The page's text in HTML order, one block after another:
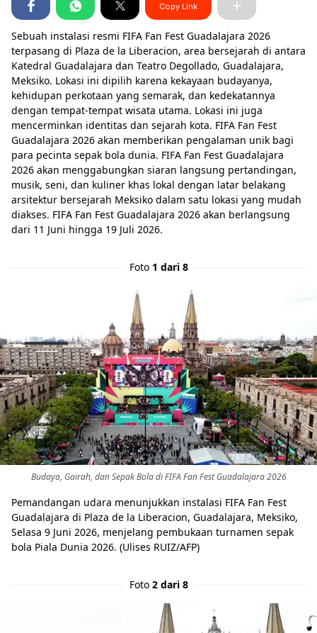
Copy Link
Sebuah instalasi resmi FIFA Fan Fest Guadalajara 2026
terpasang di Plaza de la Liberacion, area bersejarah di antara
Katedral Guadalajara dan Teatro Degollado, Guadalajara,
Meksiko. Lokasi ini dipilih karena kekayaan budayanya,
kehidupan perkotaan yang semarak, dan kedekatannya
dengan tempat-tempat wisata utama. Lokasi ini juga
mencerminkan identitas dan sejarah kota. FIFA Fan Fest
Guadalajara 2026 akan memberikan pengalaman unik bagi
para pecinta sepak bola dunia. FIFA Fan Fest Guadalajara
2026 akan menggabungkan siaran langsung pertandingan,
musik, seni, dan kuliner khas lokal dengan latar belakang
arsitektur bersejarah Meksiko dalam satu lokasi yang mudah
diakses. FIFA Fan Fest Guadalajara 2026 akan berlangsung
dari 11 Juni hingga 19 Juli 2026.
Foto 1 dari 8
Budaya, Gairah, dan Sepak Bola di FIFA Fan Fest Guadalajara 2026
Pemandangan udara menunjukkan instalasi FIFA Fan Fest
Guadalajara di Plaza de la Liberacion, Guadalajara, Meksiko,
Selasa 9 Juni 2026, menjelang pembukaan turnamen sepak
bola Piala Dunia 2026. (Ulises RUIZ/AFP)
Foto 2 dari 8